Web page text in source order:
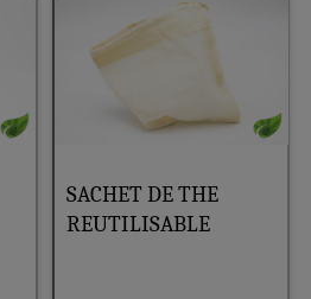
SACHET DE THE
REUTILISABLE